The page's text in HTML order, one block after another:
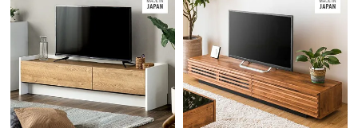
す。
たっぷり入る引き出し収納